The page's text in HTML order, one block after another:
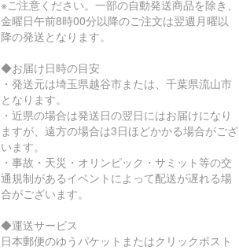
※ご注意ください。一部の自動発送商品を除き、
金曜日午前8時00分以降のご注文は翌週月曜以
降の発送となります。
◆お届け日時の目安
・発送元は埼玉県越谷市または、千葉県流山市
となります。
・近県の場合は発送日の翌日にはお届けになり
ますが、遠方の場合は3日ほどかかる場合がござ
います。
・事故・天災・オリンピック・サミット等の交
通規制があるイベントによって配送が遅れる場
合がございます。
◆運送サービス
日本郵便のゆうパケットまたはクリックポスト